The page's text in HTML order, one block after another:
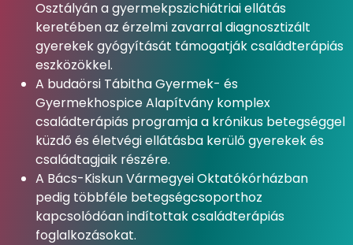
Osztályán a gyermekpszichiátriai ellátás
keretében az érzelmi zavarral diagnosztizált
gyerekek gyógyítását támogatják családterápiás
eszközökkel.
A budaörsi Tábitha Gyermek- és
Gyermekhospice Alapítvány komplex
családterápiás programja a krónikus betegséggel
küzdő és életvégi ellátásba kerülő gyerekek és
családtagjaik részére.
A Bács-Kiskun Vármegyei Oktatókórházban
pedig többféle betegségcsoporthoz
kapcsolódóan indítottak családterápiás
foglalkozásokat.